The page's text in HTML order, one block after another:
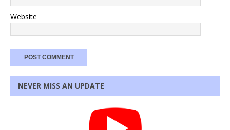
Website
NEVER MISS AN UPDATE